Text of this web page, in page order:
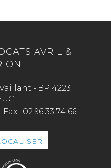
AVRIL &
- BP 4223
Fax : 02 96 33 74 66